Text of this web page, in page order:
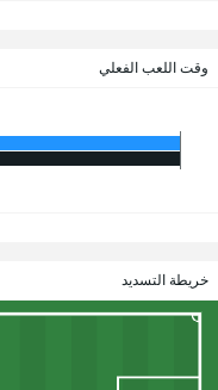
وقت اللعب الفعلي
خريطة التسديد